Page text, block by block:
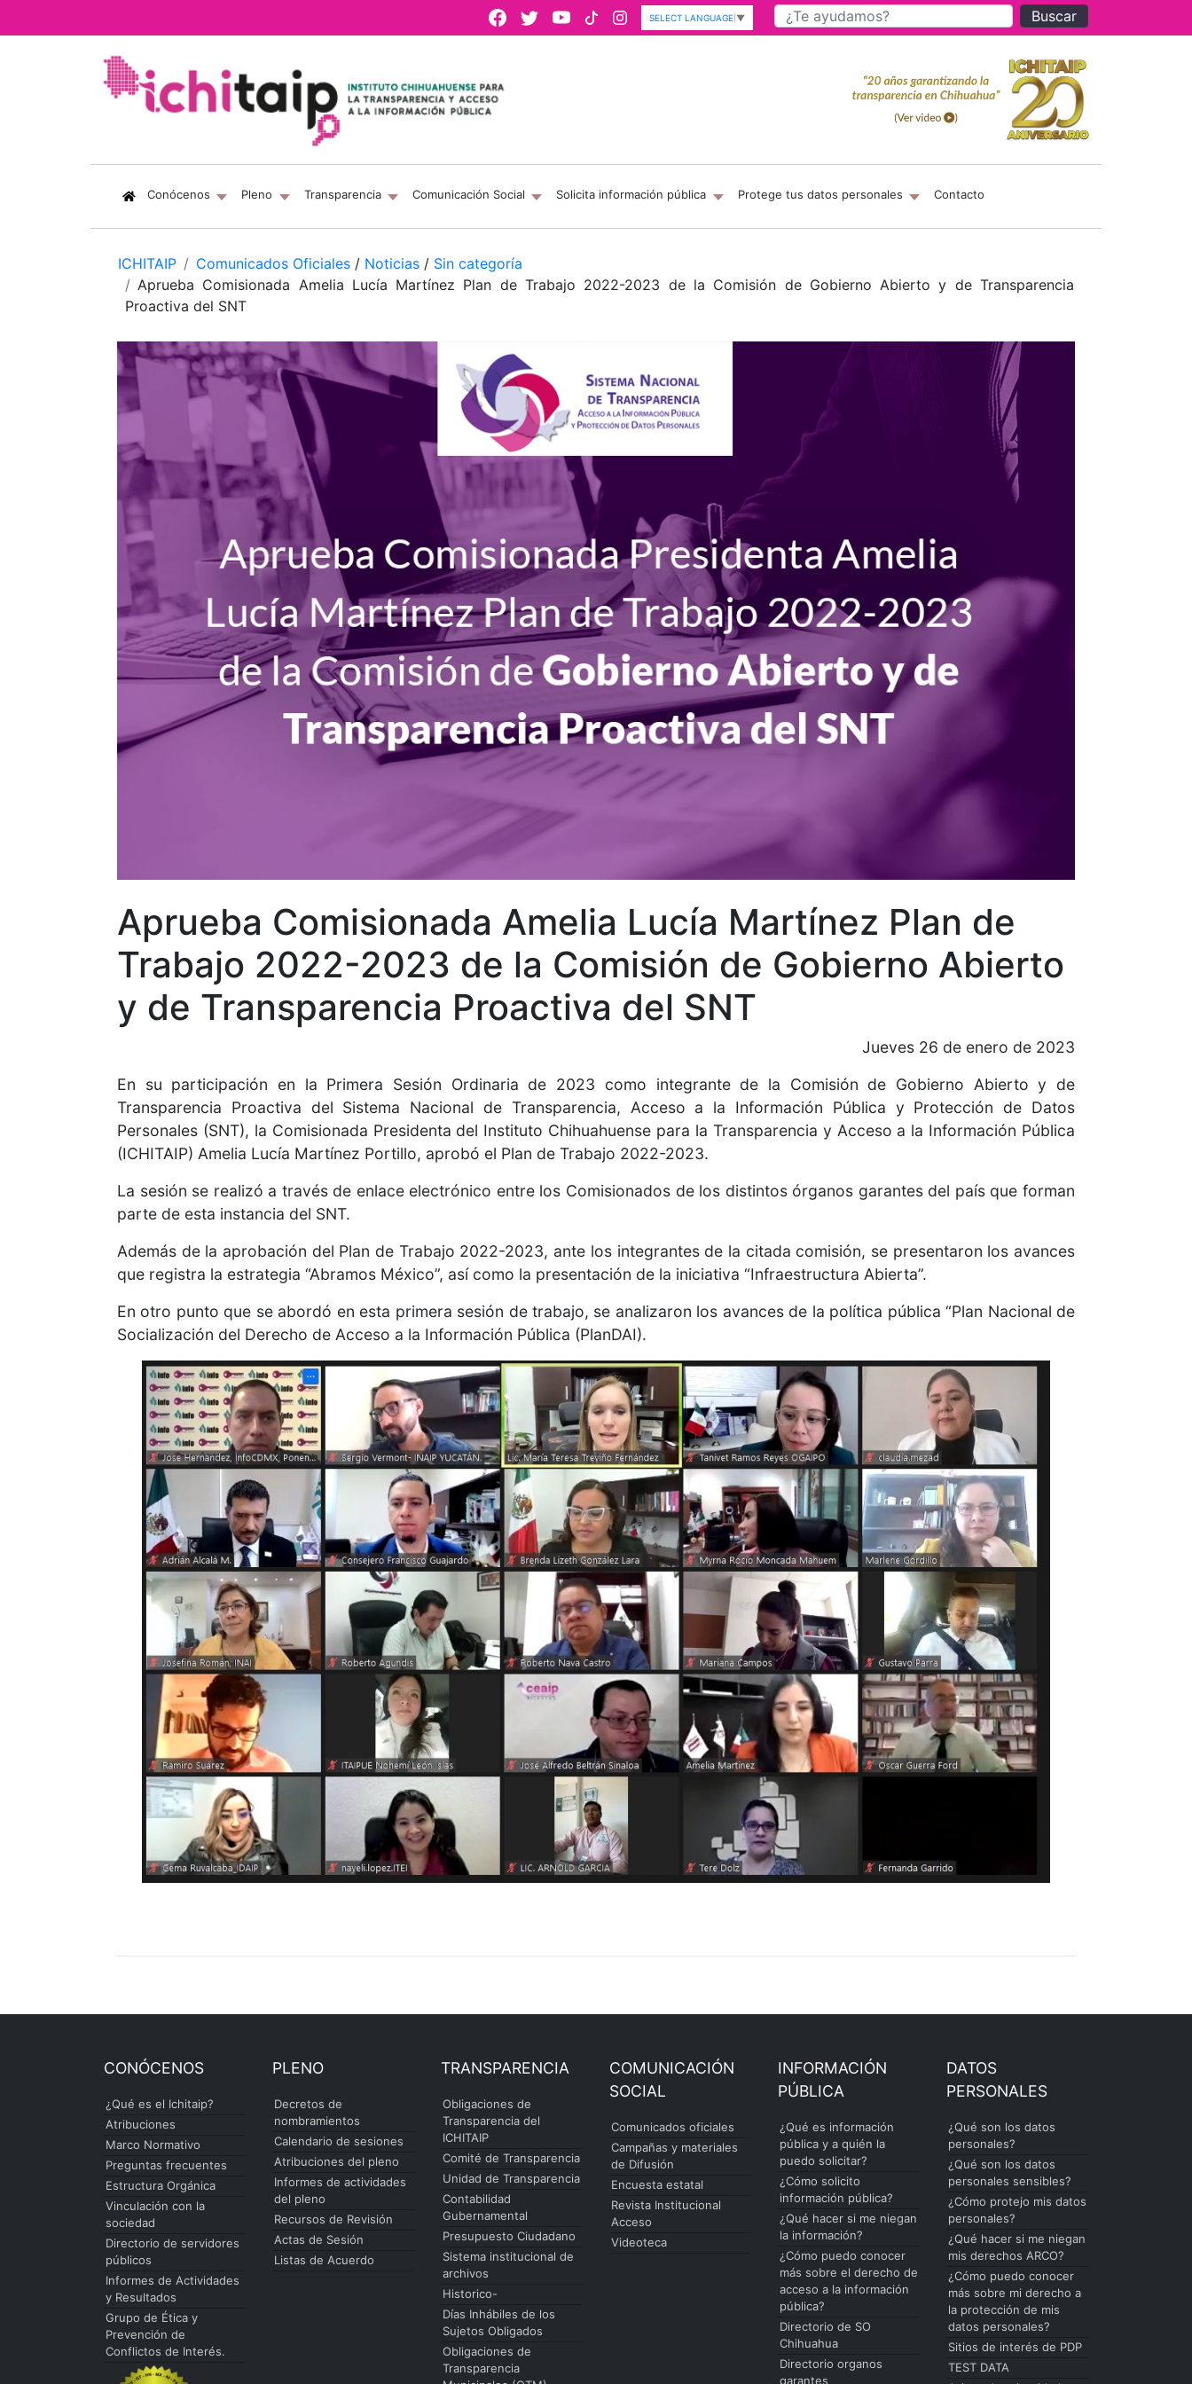
Buscar
SELECT LANGUAGE ▼
Conócenos (current)
Pleno Transparencia Comunicación Social Solicita información pública Protege tus datos personales Contacto
ICHITAIP Comunicados Oficiales / Noticias / Sin categoría
Aprueba Comisionada Amelia Lucía Martínez Plan de Trabajo 2022-2023 de la Comisión de Gobierno Abierto y de Transparencia
Proactiva del SNT
Aprueba Comisionada Amelia Lucía Martínez Plan de
Trabajo 2022-2023 de la Comisión de Gobierno Abierto
y de Transparencia Proactiva del SNT
Jueves 26 de enero de 2023
En su participación en la Primera Sesión Ordinaria de 2023 como integrante de la Comisión de Gobierno Abierto y de
Transparencia Proactiva del Sistema Nacional de Transparencia, Acceso a la Información Pública y Protección de Datos
Personales (SNT), la Comisionada Presidenta del Instituto Chihuahuense para la Transparencia y Acceso a la Información Pública
(ICHITAIP) Amelia Lucía Martínez Portillo, aprobó el Plan de Trabajo 2022-2023.
La sesión se realizó a través de enlace electrónico entre los Comisionados de los distintos órganos garantes del país que forman
parte de esta instancia del SNT.
Además de la aprobación del Plan de Trabajo 2022-2023, ante los integrantes de la citada comisión, se presentaron los avances
que registra la estrategia “Abramos México”, así como la presentación de la iniciativa “Infraestructura Abierta”.
En otro punto que se abordó en esta primera sesión de trabajo, se analizaron los avances de la política pública “Plan Nacional de
Socialización del Derecho de Acceso a la Información Pública (PlanDAI).
CONÓCENOS
¿Qué es el Ichitaip?
Atribuciones
Marco Normativo
Preguntas frecuentes
Estructura Orgánica
Vinculación con la
sociedad
Directorio de servidores
públicos
Informes de Actividades
y Resultados
Grupo de Ética y
Prevención de
Conflictos de Interés.
PLENO
Decretos de
nombramientos
Calendario de sesiones
Atribuciones del pleno
Informes de actividades
del pleno
Recursos de Revisión
Actas de Sesión
Listas de Acuerdo
TRANSPARENCIA
Obligaciones de
Transparencia del
ICHITAIP
Comité de Transparencia
Unidad de Transparencia
Contabilidad
Gubernamental
Presupuesto Ciudadano
Sistema institucional de
archivos
Historico-
Días Inhábiles de los
Sujetos Obligados
Obligaciones de
Transparencia
COMUNICACIÓN
SOCIAL
Comunicados oficiales
Campañas y materiales
de Difusión
Encuesta estatal
Revista Institucional
Acceso
Videoteca
INFORMACIÓN
PÚBLICA
¿Qué es información
pública y a quién la
puedo solicitar?
¿Cómo solicito
información pública?
¿Qué hacer si me niegan
la información?
¿Cómo puedo conocer
más sobre el derecho de
acceso a la información
pública?
Directorio de SO
Chihuahua
Directorio organos
garantes
DATOS
PERSONALES
¿Qué son los datos
personales?
¿Qué son los datos
personales sensibles?
¿Cómo protejo mis datos
personales?
¿Qué hacer si me niegan
mis derechos ARCO?
¿Cómo puedo conocer
más sobre mi derecho a
la protección de mis
datos personales?
Sitios de interés de PDP
TEST DATA